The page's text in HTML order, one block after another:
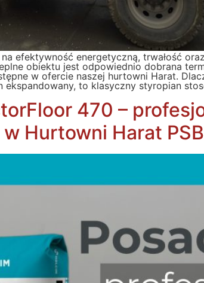
efektywność energetyczną, trwałość
obiektu jest odpowiednio dobrana
w ofercie naszej hurtowni Harat.
ekspandowany, to klasyczny styropian
470 –
Hurtowni Harat